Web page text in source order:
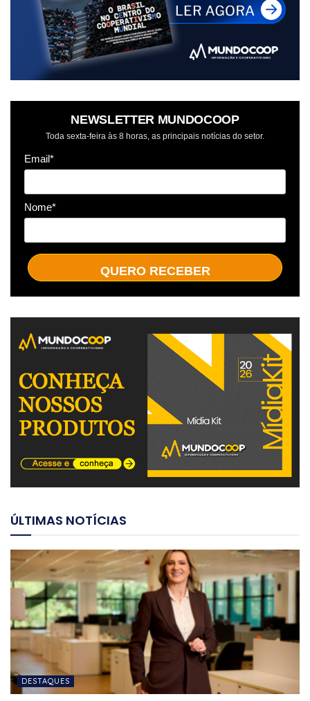
NEWSLETTER MUNDOCOOP
Toda sexta-feira às 8 horas, as principais notícias do setor.
Email*
Nome*
QUERO RECEBER
ÚLTIMAS NOTÍCIAS
DESTAQUES